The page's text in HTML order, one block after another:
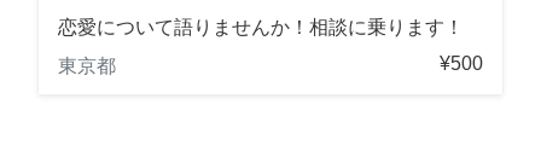
恋愛について語りませんか！相談に乗ります！
東京都
¥500